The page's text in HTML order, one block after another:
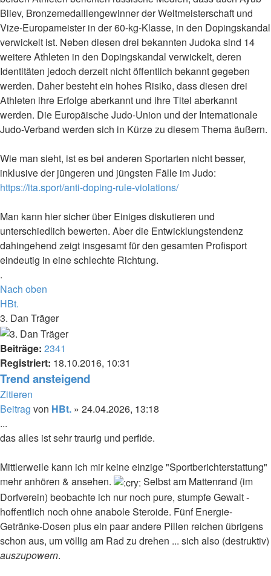
Bliev, Bronzemedaillengewinner der Weltmeisterschaft und
Vize-Europameister in der 60-kg-Klasse, in den Dopingskandal
verwickelt ist. Neben diesen drei bekannten Judoka sind 14
weitere Athleten in den Dopingskandal verwickelt, deren
Identitäten jedoch derzeit nicht öffentlich bekannt gegeben
werden. Daher besteht ein hohes Risiko, dass diesen drei
Athleten ihre Erfolge aberkannt und ihre Titel aberkannt
werden. Die Europäische Judo-Union und der Internationale
Judo-Verband werden sich in Kürze zu diesem Thema äußern.
Wie man sieht, ist es bei anderen Sportarten nicht besser,
inklusive der jüngeren und jüngsten Fälle im Judo:
https://ita.sport/anti-doping-rule-violations/
Man kann hier sicher über Einiges diskutieren und
unterschiedlich bewerten. Aber die Entwicklungstendenz
dahingehend zeigt insgesamt für den gesamten Profisport
eindeutig in eine schlechte Richtung.
.
Nach oben
HBt.
3. Dan Träger
Beiträge: 2341
Registriert: 18.10.2016, 10:31
Trend ansteigend
Zitieren
Beitrag von HBt. » 24.04.2026, 13:18
...
das alles ist sehr traurig und perfide.
Mittlerweile kann ich mir keine einzige "Sportberichterstattung"
mehr anhören & ansehen.
Selbst am Mattenrand (im
Dorfverein) beobachte ich nur noch pure, stumpfe Gewalt -
hoffentlich noch ohne anabole Steroide. Fünf Energie-
Getränke-Dosen plus ein paar andere Pillen reichen übrigens
schon aus, um völlig am Rad zu drehen ... sich also (destruktiv)
auszupowern.